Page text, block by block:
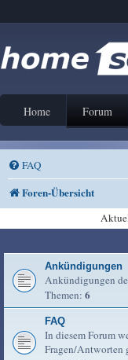
Home Forum
FAQ
Foren-Übersicht
Ankündigungen
Ankündigungen
Themen: 6
FAQ
In diesem Forum
Fragen/Antworten